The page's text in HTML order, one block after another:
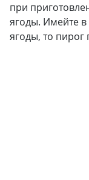
при
ягоды. Имейте в
ягоды, то пирог